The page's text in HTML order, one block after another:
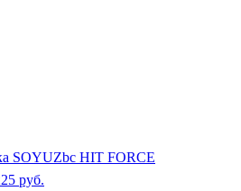
SOYUZbc HIT FORCE
руб.